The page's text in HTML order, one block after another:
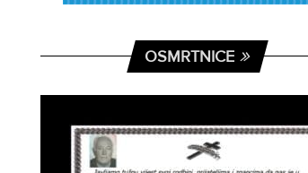
OSMRTNICE